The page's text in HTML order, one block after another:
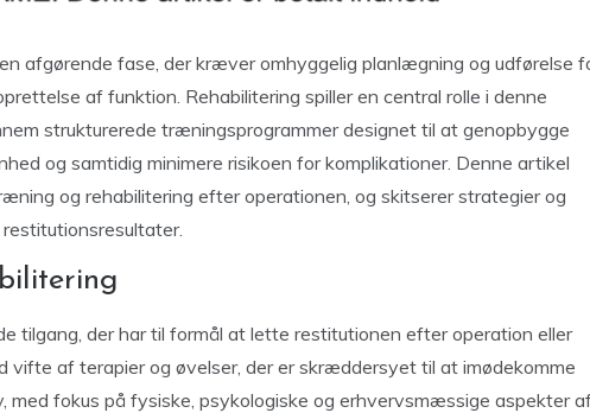
afgørende fase, der kræver omhyggelig planlægning og udførelse
af funktion. Rehabilitering spiller en central rolle i denne
strukturerede træningsprogrammer designet til at genopbygge
og samtidig minimere risikoen for komplikationer. Denne artikel
og rehabilitering efter operationen, og skitserer strategier og
tilgang, der har til formål at lette restitutionen efter operation eller
vifte af terapier og øvelser, der er skræddersyet til at imødekomme
med fokus på fysiske, psykologiske og erhvervsmæssige aspekter